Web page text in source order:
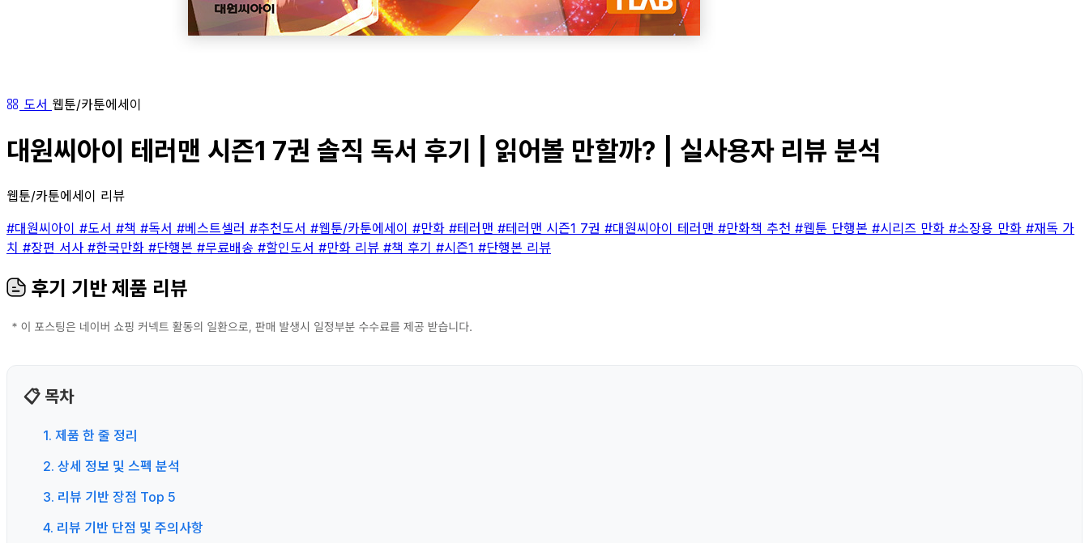
도서 웹툰/카툰에세이
대원씨아이 테러맨 시즌1 7권 솔직 독서 후기 | 읽어볼 만할까? | 실사용자 리뷰 분석
웹툰/카툰에세이 리뷰
#대원씨아이 #도서 #책 #독서 #베스트셀러 #추천도서 #웹툰/카툰에세이 #만화 #테러맨 #테러맨 시즌1 7권 #대원씨아이 테러맨 #만화책 추천 #웹툰 단행본 #시리즈 만화 #소장용 만화 #재독 가
치 #장편 서사 #한국만화 #단행본 #무료배송 #할인도서 #만화 리뷰 #책 후기 #시즌1 #단행본 리뷰
후기 기반 제품 리뷰
📋 목차
1. 제품 한 줄 정리
2. 상세 정보 및 스펙 분석
3. 리뷰 기반 장점 Top 5
4. 리뷰 기반 단점 및 주의사항